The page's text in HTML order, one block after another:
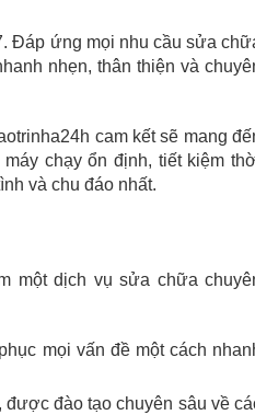
Đáp ứng mọi nhu cầu sửa
nhẹn, thân thiện và
cam kết sẽ mang
chạy ổn định, tiết kiệm
và chu đáo nhất.
một dịch vụ sửa chữa
mọi vấn đề một cách
đào tạo chuyên sâu về